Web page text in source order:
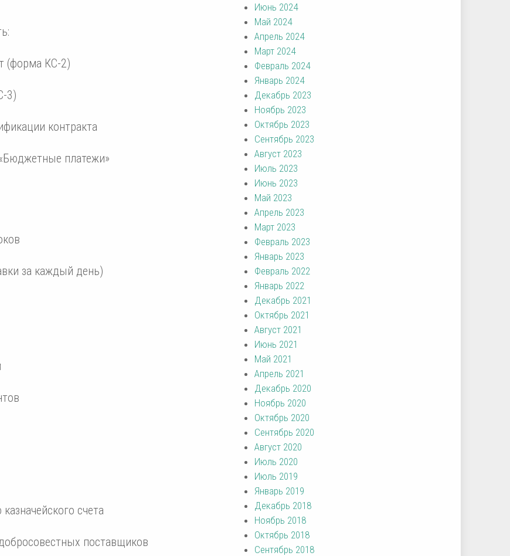
(форма КС-2)
3)
контракта
платежи»
за каждый день)
счета
поставщиков
Июнь 2024
Май 2024
Апрель 2024
Март 2024
Февраль 2024
Январь 2024
Декабрь 2023
Ноябрь 2023
Октябрь 2023
Сентябрь 2023
Август 2023
Июль 2023
Июнь 2023
Май 2023
Апрель 2023
Март 2023
Февраль 2023
Январь 2023
Февраль 2022
Январь 2022
Декабрь 2021
Октябрь 2021
Август 2021
Июнь 2021
Май 2021
Апрель 2021
Декабрь 2020
Ноябрь 2020
Октябрь 2020
Сентябрь 2020
Август 2020
Июль 2020
Июль 2019
Январь 2019
Декабрь 2018
Ноябрь 2018
Октябрь 2018
Сентябрь 2018